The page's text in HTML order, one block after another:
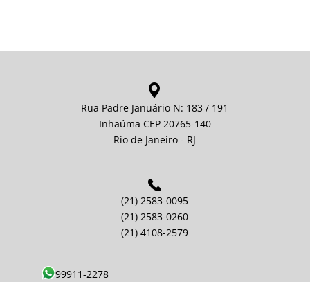
Rua Padre Januário N: 183 / 191
Inhaúma CEP 20765-140
Rio de Janeiro - RJ
(21) 2583-0095
(21) 2583-0260
(21) 4108-2579
99911-2278